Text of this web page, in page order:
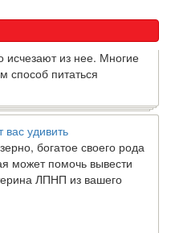
исчезают из нее. Многие
способ питаться
вас удивить
богатое своего рода
может помочь вывести
ЛПНП из вашего